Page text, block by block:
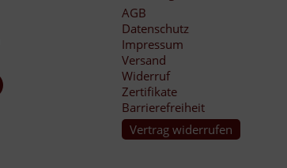
AGB
Datenschutz
Impressum
Versand
Widerruf
Zertifikate
Barrierefreiheit
Vertrag widerrufen